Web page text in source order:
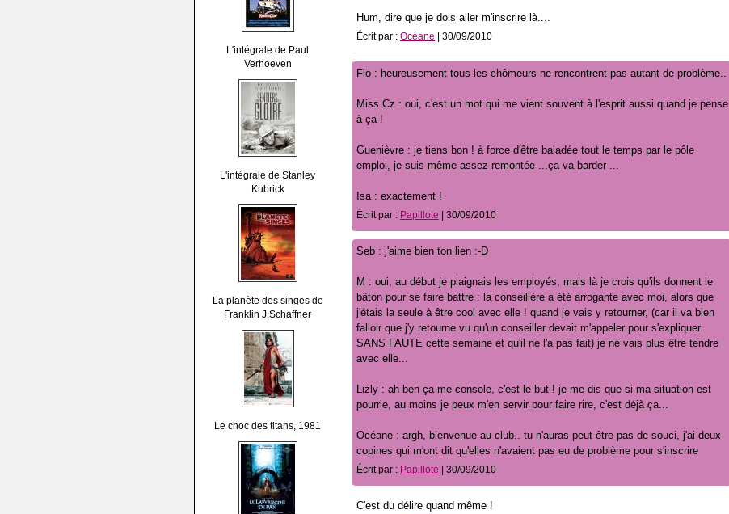
L'intégrale de Paul
Verhoeven
L'intégrale de Stanley
Kubrick
La planète des singes de
Franklin J.Schaffner
Le choc des titans, 1981
Hum, dire que je dois aller m'inscrire là....
Écrit par : Océane | 30/09/2010
Flo : heureusement tous les chômeurs ne rencontrent pas autant de problème..
Miss Cz : oui, c'est un mot qui me vient souvent à l'esprit aussi quand je pense
à ça !
Guenièvre : je tiens bon ! à force d'être baladée tout le temps par le pôle
emploi, je suis même assez remontée ...ça va barder ...
Isa : exactement !
Écrit par : Papillote | 30/09/2010
Seb : j'aime bien ton lien :-D
M : oui, au début je plaignais les employés, mais là je crois qu'ils donnent le
bâton pour se faire battre : la conseillère a été arrogante avec moi, alors que
j'étais la seule à être cool avec elle ! quand je vais y retourner, (car il va bien
falloir que j'y retourne vu qu'un conseiller devait m'appeler pour s'expliquer
SANS FAUTE cette semaine et qu'il ne l'a pas fait) je ne vais plus être tendre
avec elle...
Lizly : ah ben ça me console, c'est le but ! je me dis que si ma situation est
pourrie, au moins je peux m'en servir pour faire rire, c'est déjà ça...
Océane : argh, bienvenue au club.. tu n'auras peut-être pas de souci, j'ai deux
copines qui m'ont dit qu'elles n'avaient pas eu de problème pour s'inscrire
Écrit par : Papillote | 30/09/2010
C'est du délire quand même !